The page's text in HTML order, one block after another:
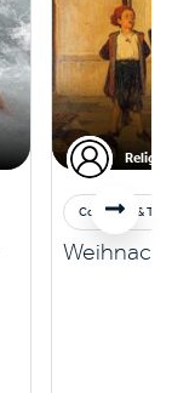
Coutumes &